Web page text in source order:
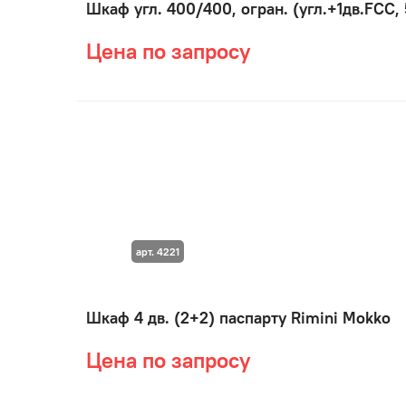
Шкаф угл. 400/400, огран. (угл.+1дв.FCC,
Цена по запросу
Шкаф 4 дв. (2+2) паспарту Rimini Mokko
Цена по запросу
арт. 4221